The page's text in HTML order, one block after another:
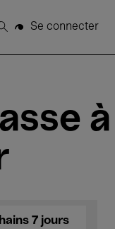
Rechercher
Se connecter
à
7 jours